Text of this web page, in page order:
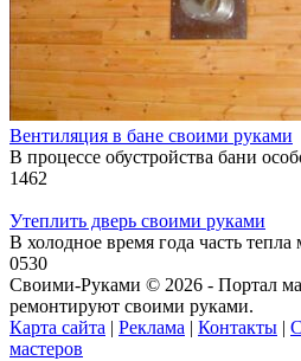
Вентиляция в бане своими руками
В процессе обустройства бани
1462
Утеплить дверь своими руками
В холодное время года часть тепла
0530
Своими-Руками © 2026 - Портал
ремонтируют своими руками.
Карта сайта | Реклама | Контакты |
мастеров